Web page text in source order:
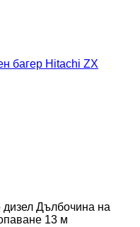
багер Hitachi ZX
дизел Дълбочина на
13 м